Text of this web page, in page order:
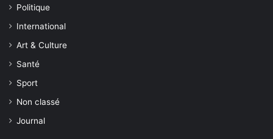
Politique
International
Art & Culture
Santé
Sport
Non classé
Journal